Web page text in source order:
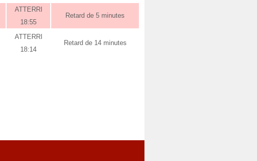
ATTERRI
18:55
Retard de 5 minutes
ATTERRI
18:14
Retard de 14 minutes